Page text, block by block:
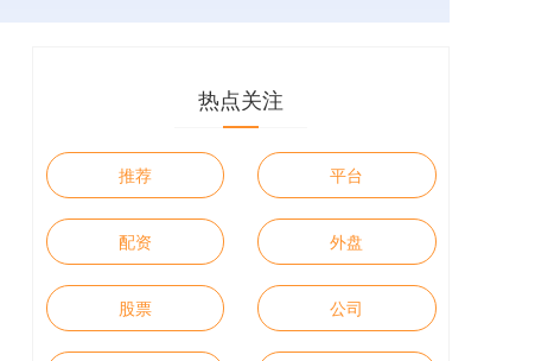
热点关注
推荐 平台
配资 外盘
股票 公司